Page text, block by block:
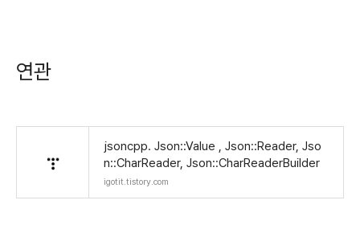
연관
jsoncpp. Json::Value , Json::Reader, Jso
n::CharReader, Json::CharReaderBuilder
igotit.tistory.com